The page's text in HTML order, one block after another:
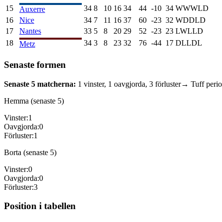
15
Auxerre 34 8 10 16 34 44 -10 34 WWWLD
16
Nice 34 7 11 16 37 60 -23 32 WDDLD
17
Nantes 33 5 8 20 29 52 -23 23 LWLLD
18
Metz 34 3 8 23 32 76 -44 17 DLLDL
Senaste formen
Senaste 5 matcherna: 1 vinster, 1 oavgjorda, 3 förluster→ Tuff
Hemma (senaste 5)
Vinster:1
Oavgjorda:0
Förluster:1
Borta (senaste 5)
Vinster:0
Oavgjorda:0
Förluster:3
Position i tabellen